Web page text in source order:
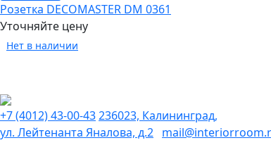
Розетка DECOMASTER DM 0361
Уточняйте цену
Нет в наличии
+7 (4012) 43-00-43236023, Калининград,
ул. Лейтенанта Яналова, д.2